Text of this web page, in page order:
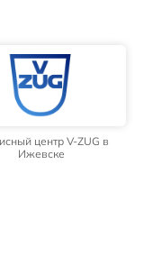
центр V-ZUG в
Ижевске